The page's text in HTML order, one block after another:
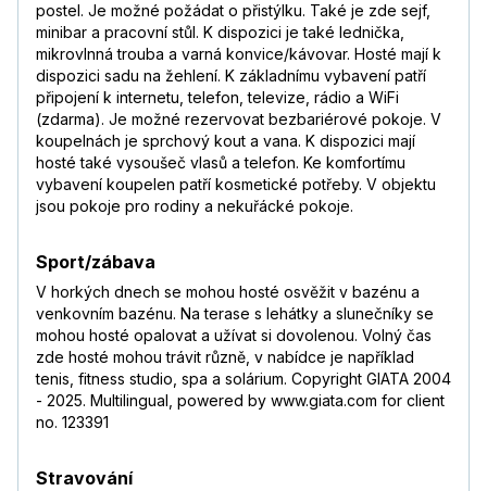
postel. Je možné požádat o přistýlku. Také je zde sejf,
minibar a pracovní stůl. K dispozici je také lednička,
mikrovlnná trouba a varná konvice/kávovar. Hosté mají k
dispozici sadu na žehlení. K základnímu vybavení patří
připojení k internetu, telefon, televize, rádio a WiFi
(zdarma). Je možné rezervovat bezbariérové pokoje. V
koupelnách je sprchový kout a vana. K dispozici mají
hosté také vysoušeč vlasů a telefon. Ke komfortímu
vybavení koupelen patří kosmetické potřeby. V objektu
jsou pokoje pro rodiny a nekuřácké pokoje.
Sport/zábava
V horkých dnech se mohou hosté osvěžit v bazénu a
venkovním bazénu. Na terase s lehátky a slunečníky se
mohou hosté opalovat a užívat si dovolenou. Volný čas
zde hosté mohou trávit různě, v nabídce je například
tenis, fitness studio, spa a solárium. Copyright GIATA 2004
- 2025. Multilingual, powered by www.giata.com for client
no. 123391
Stravování